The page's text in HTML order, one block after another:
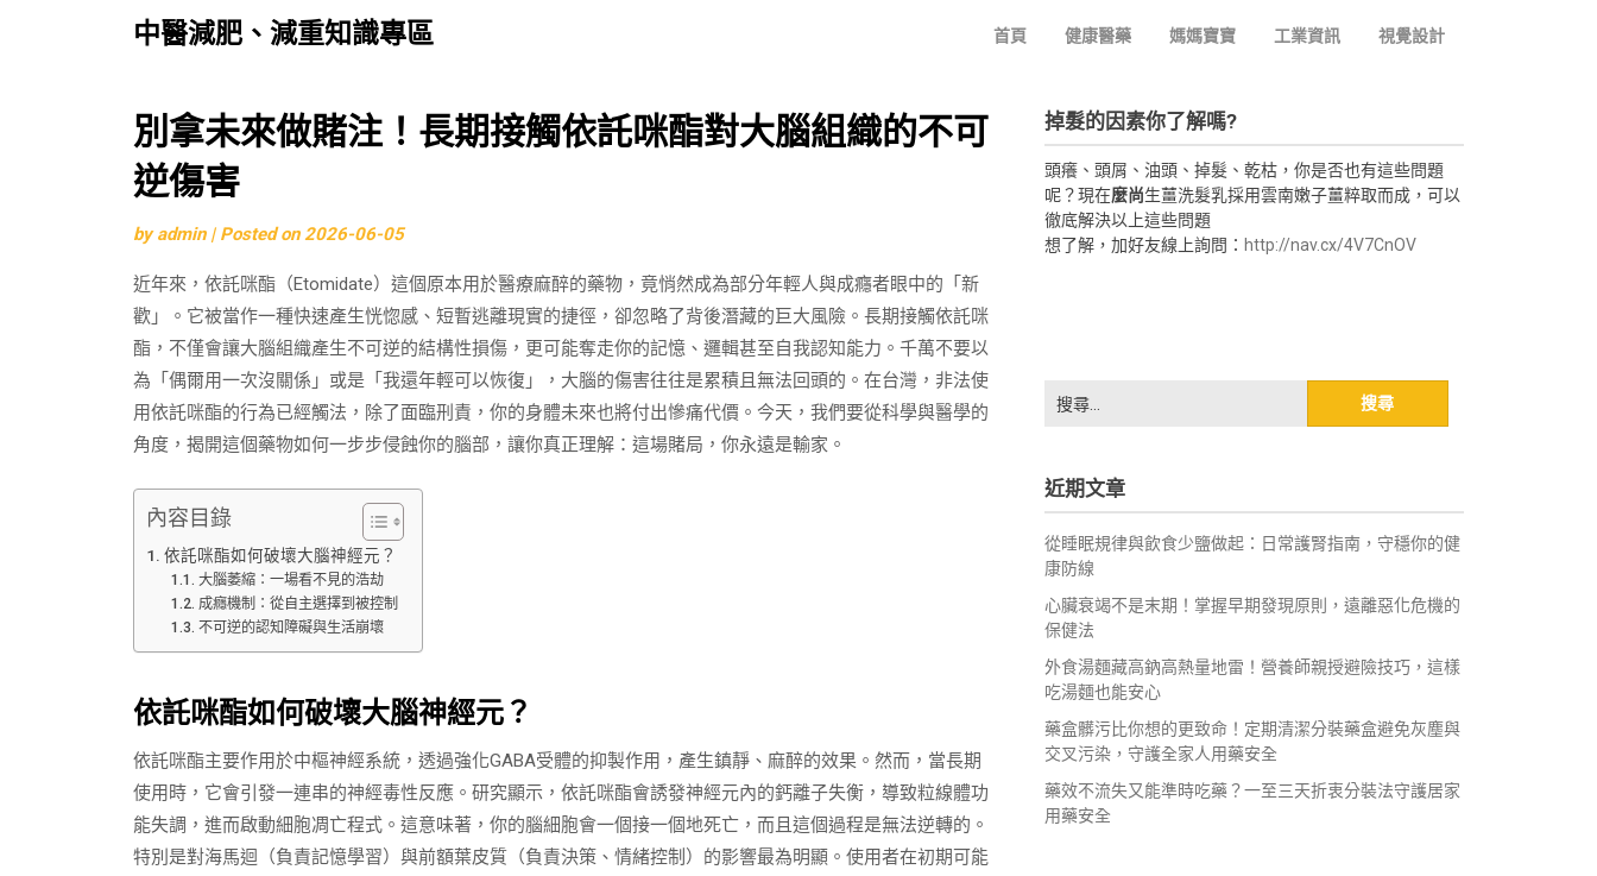
中醫減肥、減重知識專區 首頁 健康醫藥 媽媽寶寶 工業資訊 視覺設計
Skip
to
content
別拿未來做賭注！長期接觸依託咪酯對大腦組織的不可
逆傷害
byadmin | Posted on2026-06-05
近年來，依託咪酯（Etomidate）這個原本用於醫療麻醉的藥物，竟悄然成為部分年輕人與成癮者眼中的「新
歡」。它被當作一種快速產生恍惚感、短暫逃離現實的捷徑，卻忽略了背後潛藏的巨大風險。長期接觸依託咪
酯，不僅會讓大腦組織產生不可逆的結構性損傷，更可能奪走你的記憶、邏輯甚至自我認知能力。千萬不要以
為「偶爾用一次沒關係」或是「我還年輕可以恢復」，大腦的傷害往往是累積且無法回頭的。在台灣，非法使
用依託咪酯的行為已經觸法，除了面臨刑責，你的身體未來也將付出慘痛代價。今天，我們要從科學與醫學的
角度，揭開這個藥物如何一步步侵蝕你的腦部，讓你真正理解：這場賭局，你永遠是輸家。
內容目錄
依託咪酯如何破壞大腦神經元？
大腦萎縮：一場看不見的浩劫
成癮機制：從自主選擇到被控制
不可逆的認知障礙與生活崩壞
依託咪酯如何破壞大腦神經元？
依託咪酯主要作用於中樞神經系統，透過強化GABA受體的抑製作用，產生鎮靜、麻醉的效果。然而，當長期
使用時，它會引發一連串的神經毒性反應。研究顯示，依託咪酯會誘發神經元內的鈣離子失衡，導致粒線體功
能失調，進而啟動細胞凋亡程式。這意味著，你的腦細胞會一個接一個地死亡，而且這個過程是無法逆轉的。
特別是對海馬迴（負責記憶學習）與前額葉皮質（負責決策、情緒控制）的影響最為明顯。使用者在初期可能
掉髮的因素你了解嗎?
頭癢、頭屑、油頭、掉髮、乾枯，你是否也有這些問題
呢？現在麼尚生薑洗髮乳採用雲南嫩子薑粹取而成，可以
徹底解決以上這些問題
想了解，加好友線上詢問： http://nav.cx/4V7CnOV
搜
尋
字:
近期文章
從睡眠規律與飲食少鹽做起：日常護腎指南，守穩你的健
康防線
心臟衰竭不是末期！掌握早期發現原則，遠離惡化危機的
保健法
外食湯麵藏高鈉高熱量地雷！營養師親授避險技巧，這樣
吃湯麵也能安心
藥盒髒污比你想的更致命！定期清潔分裝藥盒避免灰塵與
交叉污染，守護全家人用藥安全
藥效不流失又能準時吃藥？一至三天折衷分裝法守護居家
用藥安全